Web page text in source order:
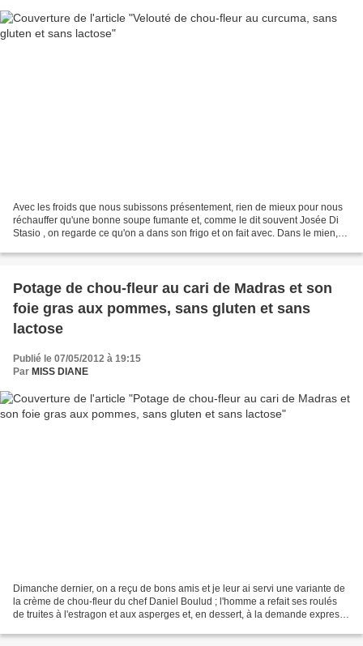
Avec les froids que nous subissons présentement, rien de mieux pour nous
réchauffer qu'une bonne soupe fumante et, comme le dit souvent Josée Di
Stasio , on regarde ce qu'on a dans son frigo et on fait avec. Dans le mien,
Potage de chou-fleur au cari de Madras et son
foie gras aux pommes, sans gluten et sans
lactose
Publié le 07/05/2012 à 19:15
Par MISS DIANE
Dimanche dernier, on a reçu de bons amis et je leur ai servi une variante de
la crème de chou-fleur du chef Daniel Boulud ; l'homme a refait ses roulés
de truites à l'estragon et aux asperges et, en dessert, à la demande expresse